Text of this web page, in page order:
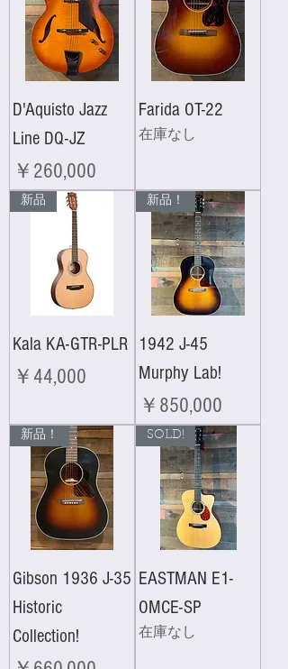
D'Aquisto Jazz
Line DQ-JZ
価格
￥260,000
Farida OT-22
在庫なし
新品
Kala KA-GTR-PLR
価格
￥44,000
新品！
1942 J-45
Murphy Lab!
価格
￥850,000
新品！
Gibson 1936 J-35
Historic
Collection!
SOLD!
EASTMAN E1-
OMCE-SP
在庫なし